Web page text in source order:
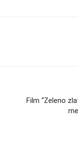
Film “Zeleno